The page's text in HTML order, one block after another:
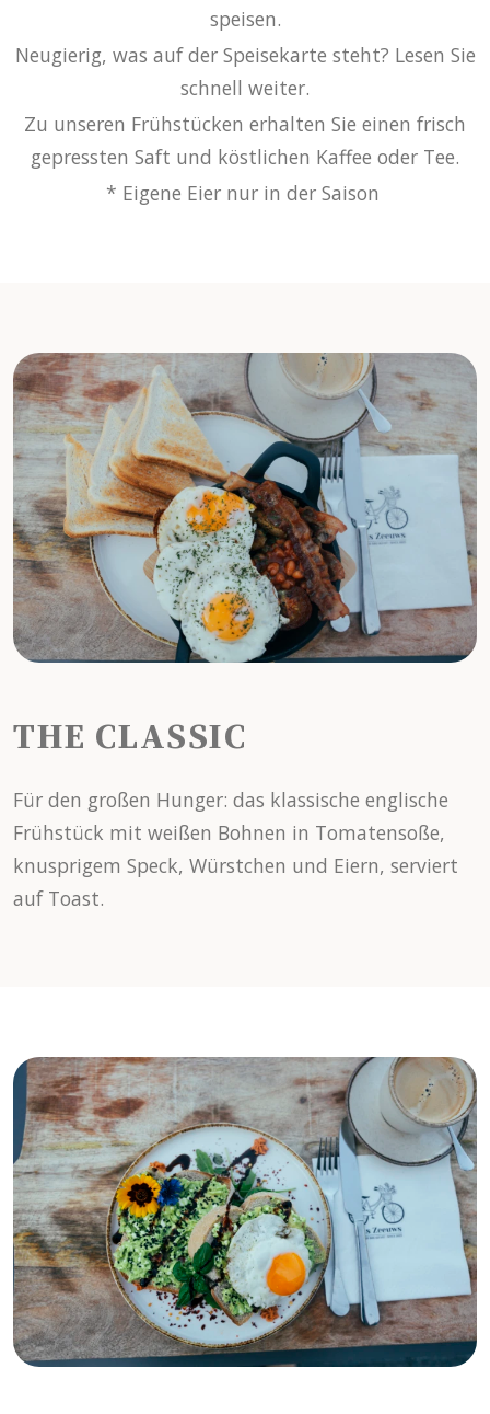
speisen.
Neugierig, was auf der Speisekarte steht? Lesen Sie
schnell weiter.
Zu unseren Frühstücken erhalten Sie einen frisch
gepressten Saft und köstlichen Kaffee oder Tee.
* Eigene Eier nur in der Saison
THE CLASSIC
Für den großen Hunger: das klassische englische
Frühstück mit weißen Bohnen in Tomatensoße,
knusprigem Speck, Würstchen und Eiern, serviert
auf Toast.